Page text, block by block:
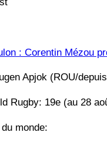
: Corentin Mézou
Apjok (ROU/
Rugby: 19e (au 28
monde: